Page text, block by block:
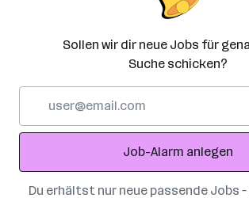
Sollen wir dir neue Jobs für
Suche schicken?
Adresse
Job-Alarm anlegen
Du erhältst nur neue passende Jobs